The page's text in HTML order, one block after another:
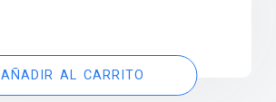
AÑADIR AL CARRITO